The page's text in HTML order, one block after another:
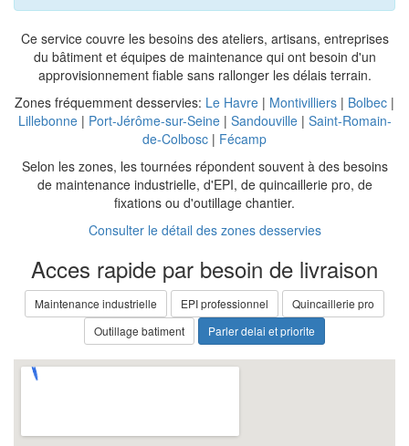
Ce service couvre les besoins des ateliers, artisans, entreprises
du bâtiment et équipes de maintenance qui ont besoin d'un
approvisionnement fiable sans rallonger les délais terrain.
Zones fréquemment desservies: Le Havre | Montivilliers | Bolbec |
Lillebonne| Port-Jérôme-sur-Seine| Sandouville| Saint-Romain-
de-Colbosc | Fécamp
Selon les zones, les tournées répondent souvent à des besoins
de maintenance industrielle, d'EPI, de quincaillerie pro, de
fixations ou d'outillage chantier.
Consulter le détail des zones desservies
Acces rapide par besoin de livraison
Maintenance industrielle EPI professionnel
Quincaillerie pro
Outillage batiment
Parler delai et priorite